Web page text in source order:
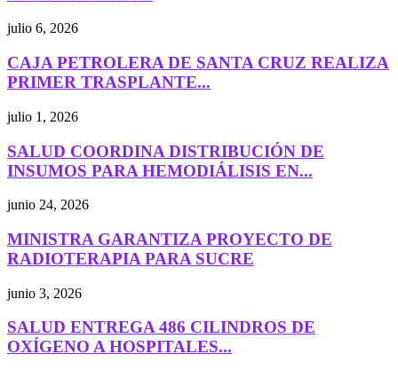
julio 6, 2026
CAJA PETROLERA DE SANTA CRUZ REALIZA
PRIMER TRASPLANTE...
julio 1, 2026
SALUD COORDINA DISTRIBUCIÓN DE
INSUMOS PARA HEMODIÁLISIS EN...
junio 24, 2026
MINISTRA GARANTIZA PROYECTO DE
RADIOTERAPIA PARA SUCRE
junio 3, 2026
SALUD ENTREGA 486 CILINDROS DE
OXÍGENO A HOSPITALES...